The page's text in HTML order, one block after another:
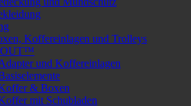
Koffereinlagen und Trolleys
und Koffereinlagen
& Boxen
mit Schubladen